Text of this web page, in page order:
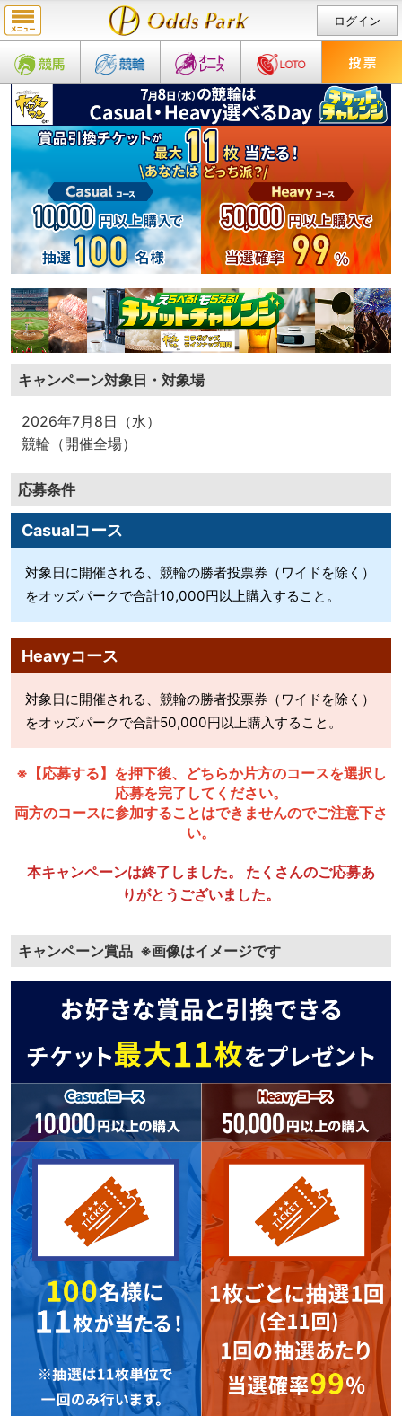
ログイン
キャンペーン対象日・対象場
2026年7月8日（水）
競輪（開催全場）
応募条件
Casualコース
対象日に開催される、競輪の勝者投票券（ワイドを除く）
をオッズパークで合計10,000円以上購入すること。
Heavyコース
対象日に開催される、競輪の勝者投票券（ワイドを除く）
をオッズパークで合計50,000円以上購入すること。
※【応募する】を押下後、どちらか片方のコースを選択し
応募を完了してください。
両方のコースに参加することはできませんのでご注意下さ
い。
本キャンペーンは終了しました。 たくさんのご応募あ
りがとうございました。
キャンペーン賞品 ※画像はイメージです